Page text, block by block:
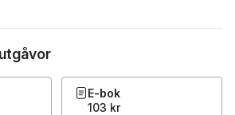
E-bok
103 kr